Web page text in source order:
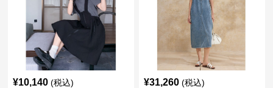
¥10,140 (税込) ¥31,260 (税込)